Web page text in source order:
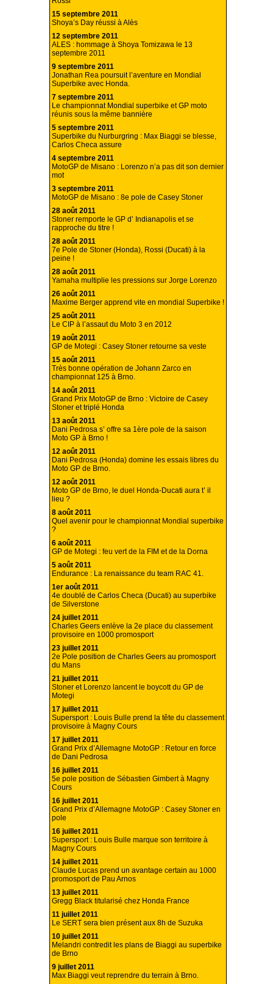
15 septembre 2011
Shoya’s Day réussi à Alès
12 septembre 2011
ALES : hommage à Shoya Tomizawa le 13
septembre 2011
9 septembre 2011
Jonathan Rea poursuit l’aventure en Mondial
Superbike avec Honda.
7 septembre 2011
Le championnat Mondial superbike et GP moto
réunis sous la même bannière
5 septembre 2011
Superbike du Nurburgring : Max Biaggi se blesse,
Carlos Checa assure
4 septembre 2011
MotoGP de Misano : Lorenzo n’a pas dit son dernier
mot
3 septembre 2011
MotoGP de Misano : 8e pole de Casey Stoner
28 août 2011
Stoner remporte le GP d’ Indianapolis et se
rapproche du titre !
28 août 2011
7e Pole de Stoner (Honda), Rossi (Ducati) à la
peine !
28 août 2011
Yamaha multiplie les pressions sur Jorge Lorenzo
26 août 2011
Maxime Berger apprend vite en mondial Superbike !
25 août 2011
Le CIP à l’assaut du Moto 3 en 2012
19 août 2011
GP de Motegi : Casey Stoner retourne sa veste
15 août 2011
Très bonne opération de Johann Zarco en
championnat 125 à Brno.
14 août 2011
Grand Prix MotoGP de Brno : Victoire de Casey
Stoner et triplé Honda
13 août 2011
Dani Pedrosa s’ offre sa 1ère pole de la saison
Moto GP à Brno !
12 août 2011
Dani Pedrosa (Honda) domine les essais libres du
Moto GP de Brno.
12 août 2011
Moto GP de Brno, le duel Honda-Ducati aura t’ il
lieu ?
8 août 2011
Quel avenir pour le championnat Mondial superbike
?
6 août 2011
GP de Motegi : feu vert de la FIM et de la Dorna
5 août 2011
Endurance : La renaissance du team RAC 41.
1er août 2011
4e doublé de Carlos Checa (Ducati) au superbike
de Silverstone
24 juillet 2011
Charles Geers enlève la 2e place du classement
provisoire en 1000 promosport
23 juillet 2011
2e Pole position de Charles Geers au promosport
du Mans
21 juillet 2011
Stoner et Lorenzo lancent le boycott du GP de
Motegi
17 juillet 2011
Supersport : Louis Bulle prend la tête du classement
provisoire à Magny Cours
17 juillet 2011
Grand Prix d’Allemagne MotoGP : Retour en force
de Dani Pedrosa
16 juillet 2011
5e pole position de Sébastien Gimbert à Magny
Cours
16 juillet 2011
Grand Prix d’Allemagne MotoGP : Casey Stoner en
pole
16 juillet 2011
Supersport : Louis Bulle marque son territoire à
Magny Cours
14 juillet 2011
Claude Lucas prend un avantage certain au 1000
promosport de Pau Arnos
13 juillet 2011
Gregg Black titularisé chez Honda France
11 juillet 2011
Le SERT sera bien présent aux 8h de Suzuka
10 juillet 2011
Melandri contredit les plans de Biaggi au superbike
de Brno
9 juillet 2011
Max Biaggi veut reprendre du terrain à Brno.